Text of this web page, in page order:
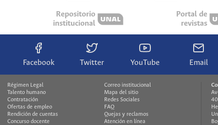
Repositorio
institucional
Portal de
revistas
Facebook Twitter YouTube Email
Régimen Legal
Talento humano
Contratación
Ofertas de empleo
Rendición de cuentas
Concurso docente
Correo institucional
Mapa del sitio
Redes Sociales
FAQ
Quejas y reclamos
Atención en línea